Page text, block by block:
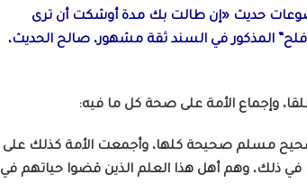
حديث «إن طالت بك مدة أوشكت أن ترى
المذكور في السند ثقة مشهور، صالح الحديث،
وإجماع الأمة على صحة كل ما فيه:
صحيح مسلم صحيحة كلها، وأجمعت الأمة كذلك على
ذلك، وهم أهل هذا العلم الذين قضوا حياتهم في